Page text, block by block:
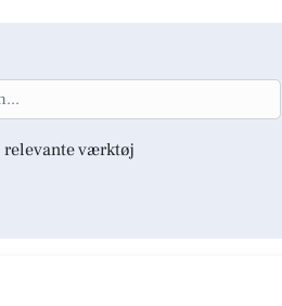
relevante værktøj